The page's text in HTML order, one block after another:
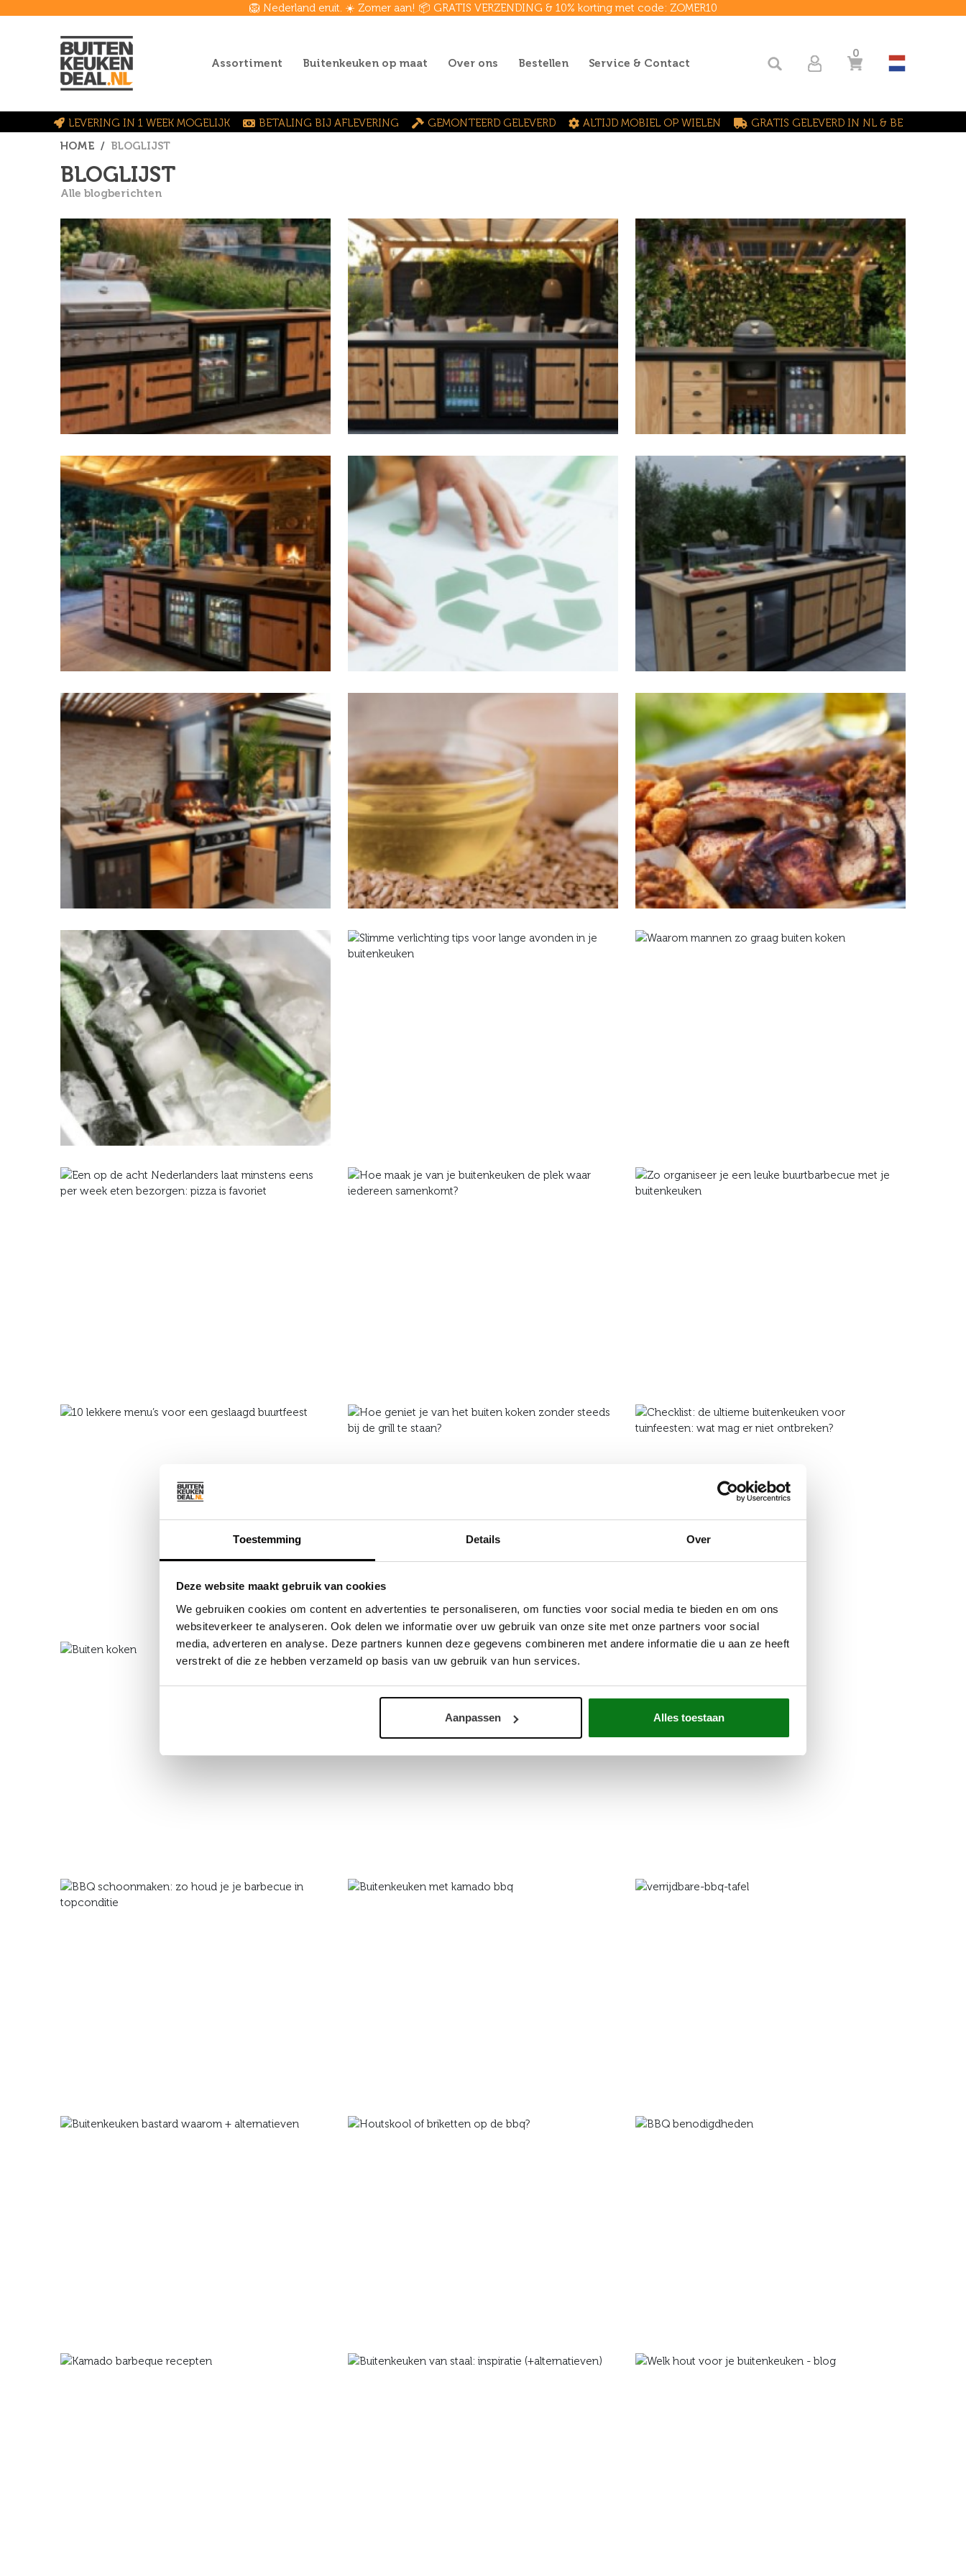
Toestemming Details Over
Deze website maakt gebruik van cookies
We gebruiken cookies om content en advertenties te personaliseren, om functies voor social media te bieden en om ons
websiteverkeer te analyseren. Ook delen we informatie over uw gebruik van onze site met onze partners voor social
media, adverteren en analyse. Deze partners kunnen deze gegevens combineren met andere informatie die u aan ze heeft
verstrekt of die ze hebben verzameld op basis van uw gebruik van hun services.
Aanpassen Alles toestaan
🦁 Nederland eruit. ☀️ Zomer aan! 📦 GRATIS VERZENDING & 10% korting met code: ZOMER10
Assortiment Buitenkeuken op maat Over ons Bestellen Service & Contact
0
LEVERING IN 1 WEEK MOGELIJK BETALING BIJ AFLEVERING GEMONTEERD GELEVERD ALTIJD MOBIEL OP WIELEN
GRATIS GELEVERD IN NL & BE
HOME
BLOGLIJST
BLOGLIJST
Alle blogberichten